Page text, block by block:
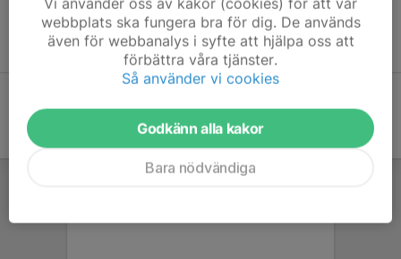
webbplats ska fungera bra för dig. De används
även för webbanalys i syfte att hjälpa oss att
förbättra våra tjänster.
Så använder vi cookies
Godkänn alla kakor
Bara nödvändiga